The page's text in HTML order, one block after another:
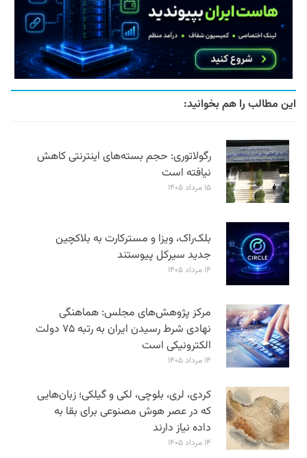
این مطالب را هم بخوانید:
رگولاتوری: حجم بسته‌های اینترنتی کاهش
نیافته است
۱۵ مرداد ۱۴۰۵
بلک‌راک، ویزا و مسترکارت به بلاکچین
جدید سیرکل پیوستند
۱۴ مرداد ۱۴۰۵
مرکز پژوهش‌های مجلس: هماهنگی
نهادی شرط رسیدن ایران به رتبه ۷۵ دولت
الکترونیکی است
۱۴ مرداد ۱۴۰۵
کردی، لری، بلوچی، لکی و گیلکی؛ زبان‌هایی
که در عصر هوش مصنوعی برای بقا به
داده نیاز دارند
۱۴ مرداد ۱۴۰۵